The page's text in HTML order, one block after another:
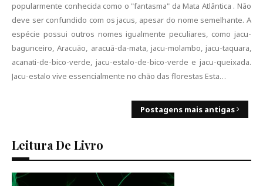
popularmente conhecida como o "fantasma" da Mata Atlântica . Não
deve ser confundido com os jacus, apesar do nome semelhante. A
espécie possui outros nomes igualmente peculiares, como jacu-
bagunceiro, Aracuão, aracuã-da-mata, jacu-molambo, jacu-taquara,
acanati-de-bico-verde, jacu-estalo-de-bico-verde e jacu-queixada.
Jacu-estalo vive essencialmente no chão das florestas Esta…
Postagens mais antigas
Leitura De Livro